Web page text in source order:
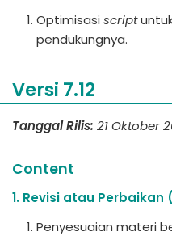
Optimisasi script
pendukungnya.
Versi 7.12
Tanggal Rilis: 21 Oktober
Content
1. Revisi atau Perbaikan
Penyesuaian materi